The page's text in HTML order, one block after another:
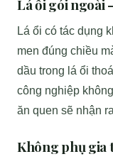
Lá ổi gói ngoài
Lá ổi có tác dụng
men đúng chiều
dầu trong lá ổi
công nghiệp
ăn quen sẽ nhận
Không phụ gia